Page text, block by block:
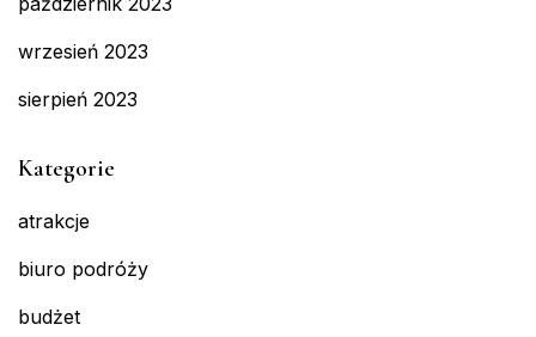
wrzesień 2023
sierpień 2023
Kategorie
atrakcje
biuro podróży
budżet